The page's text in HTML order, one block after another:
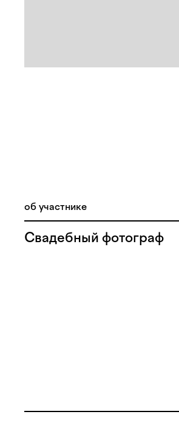
об участнике
Свадебный фотограф